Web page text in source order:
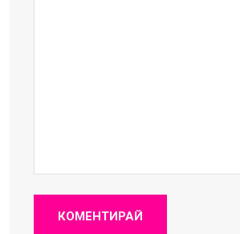
КОМЕНТИРАЙ